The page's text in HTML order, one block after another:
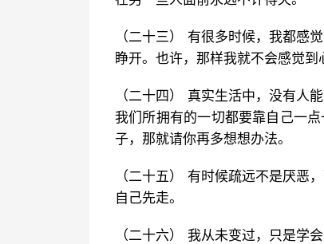
（二十三） 有很多时候，我都感
睁开。也许，那样我就不会感觉到
（二十四） 真实生活中，没有人
我们所拥有的一切都要靠自己一
子，那就请你再多想想办法。
（二十五） 有时候疏远不是厌恶
自己先走。
（二十六） 我从未变过，只是学